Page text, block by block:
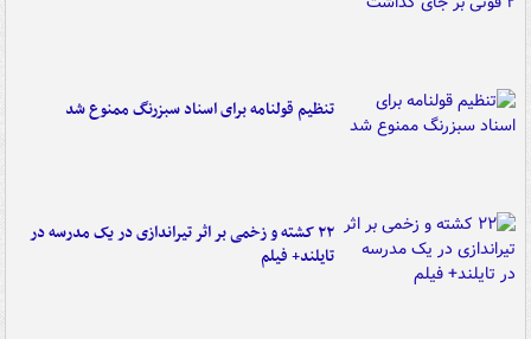
تنظیم قولنامه برای اسناد سبزرنگ ممنوع شد
۲۲ کشته و زخمی بر اثر تیراندازی در یک مدرسه در
تایلند+ فیلم